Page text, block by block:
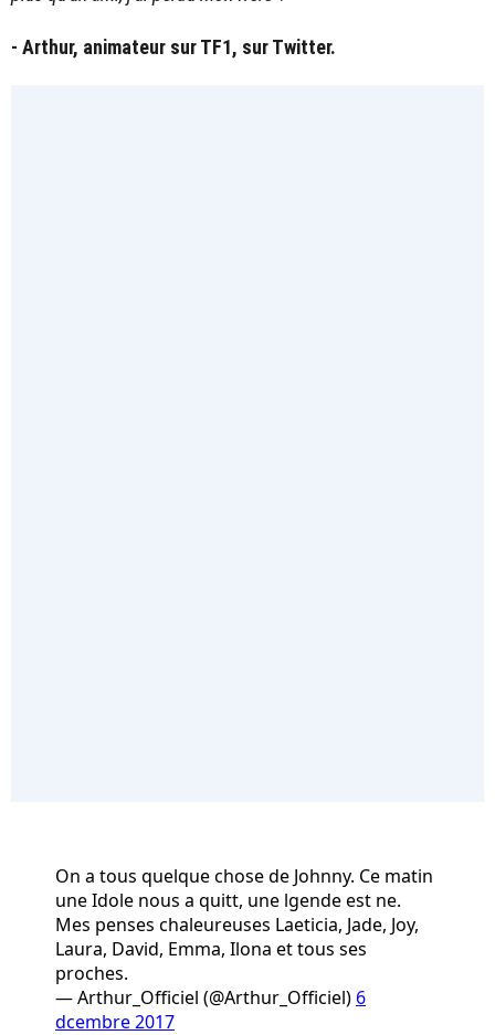
- Arthur, animateur sur TF1, sur Twitter.
On a tous quelque chose de Johnny. Ce matin
une Idole nous a quitt, une lgende est ne.
Mes penses chaleureuses Laeticia, Jade, Joy,
Laura, David, Emma, Ilona et tous ses
proches.
— Arthur_Officiel (@Arthur_Officiel) 6
dcembre 2017